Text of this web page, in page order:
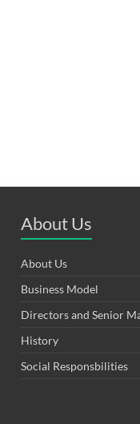
About Us
About Us
Business Model
Directors and Senior
History
Social Responsbilities